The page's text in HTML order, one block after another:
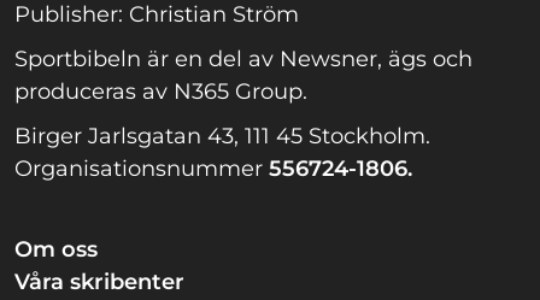
Publisher: Christian Ström
Sportbibeln är en del av Newsner, ägs och
produceras av N365 Group.
Birger Jarlsgatan 43, 111 45 Stockholm.
Organisationsnummer 556724-1806.
Om oss
Våra skribenter